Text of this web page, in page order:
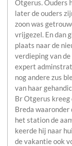
Otgerus. Ouders
later de ouders
zoon was
vrijgezel. En dan
plaats naar de
verdieping van
expert
nog andere zus
van haar
Br Otgerus kreeg
Breda waaronder
het station de
keerde hij naar
de vakantie ook